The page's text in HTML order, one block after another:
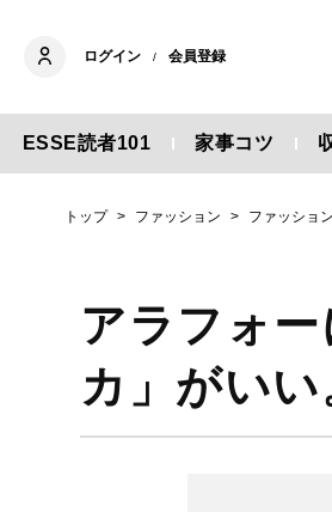
ログイン / 会員登録
ESSE読者101 家事コツ
トップ ファッション ファッショ
アラフォ
カ」がい